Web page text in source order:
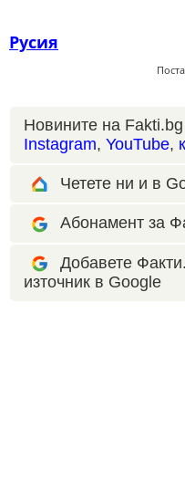
Русия
Новините на
Instagram, YouTube,
Четете ни и в
Абонамент за
Добавете
източник в Google